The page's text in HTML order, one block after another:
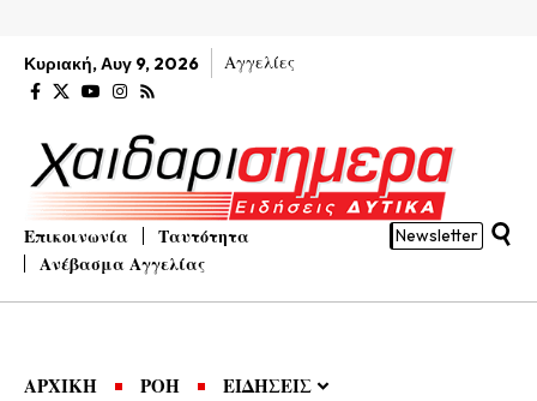
Κυριακή, Αυγ 9, 2026 Αγγελίες
Επικοινωνία
Ταυτότητα
Ανέβασμα Αγγελίας
Newsletter
ΑΡΧΙΚΗ ΡΟΗ ΕΙΔΗΣΕΙΣ